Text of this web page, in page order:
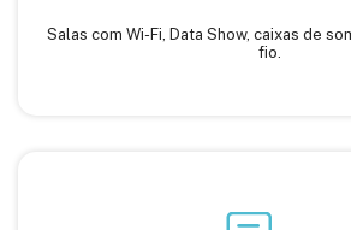
Salas com Wi-Fi, Data Show, caixas de
fio.